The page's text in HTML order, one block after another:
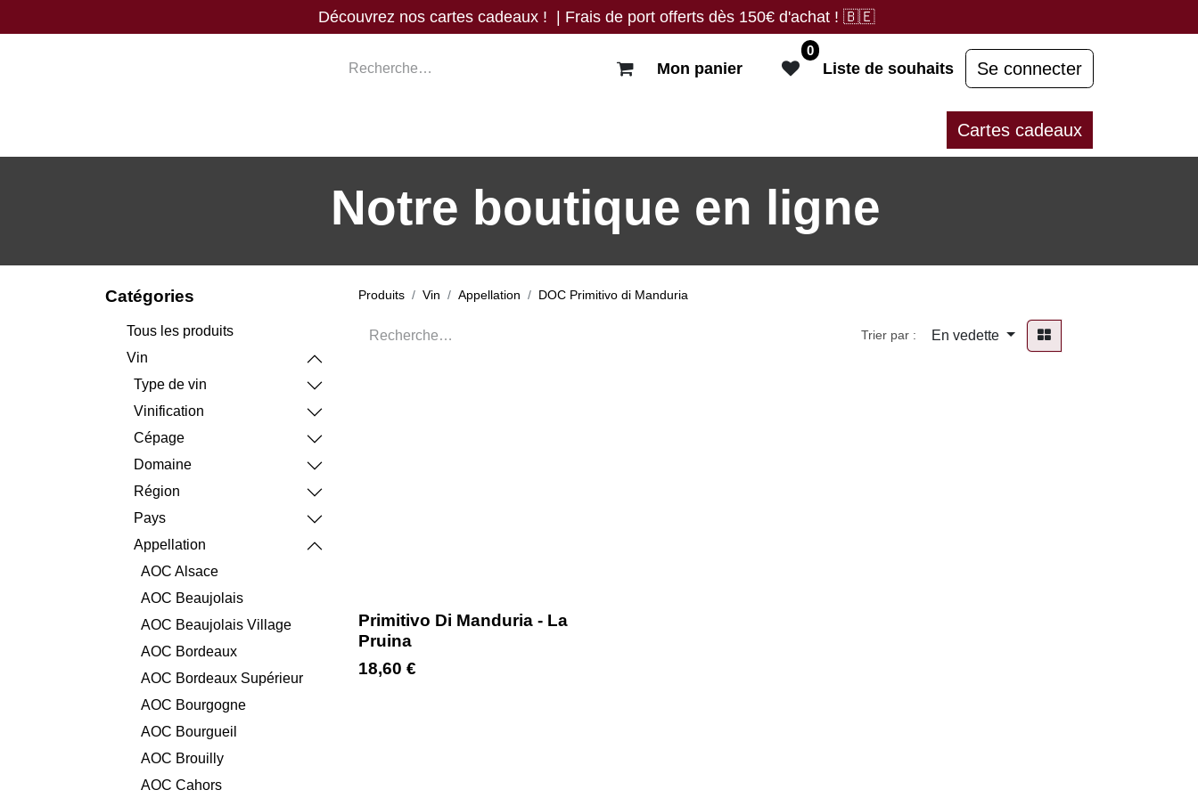
Découvrez nos cartes cadeaux ! | Frais de port offerts dès 150€ d'achat ! 🇧🇪
Mon panier
0
Liste de souhaits Se connecter
Cartes cadeaux
Notre boutique en ligne
Catégories
Tous les produits
Vin
Type de vin
Vinification
Cépage
Domaine
Région
Pays
Appellation
AOC Alsace
AOC Beaujolais
AOC Beaujolais Village
AOC Bordeaux
AOC Bordeaux Supérieur
AOC Bourgogne
AOC Bourgueil
AOC Brouilly
AOC Cahors
Produits Vin Appellation DOC Primitivo di Manduria
Trier par : En vedette
Primitivo Di Manduria - La
Pruina
18,60 €